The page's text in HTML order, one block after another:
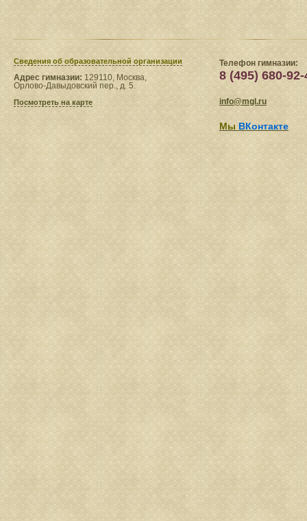
Сведения​ об образовательной организации
Адрес гимназии: 129110, Москва,
Орлово-Давыдовский пер., д. 5.
Посмотреть на карте
Телефон гимназии:
8 (495) 680-92-
info@mgl.ru
Мы ВКонтакте